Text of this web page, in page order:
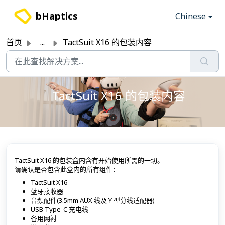
bHaptics Chinese
首页 ... TactSuit X16 的包装内容
TactSuit X16 的包装内容
TactSuit X16 的包装盒内含有开始使用所需的一切。
请确认是否包含此盒内的所有组件：
TactSuit X16
蓝牙接收器
音频配件(3.5mm AUX 线及 Y 型分线适配器)
USB Type-C 充电线
备用网衬